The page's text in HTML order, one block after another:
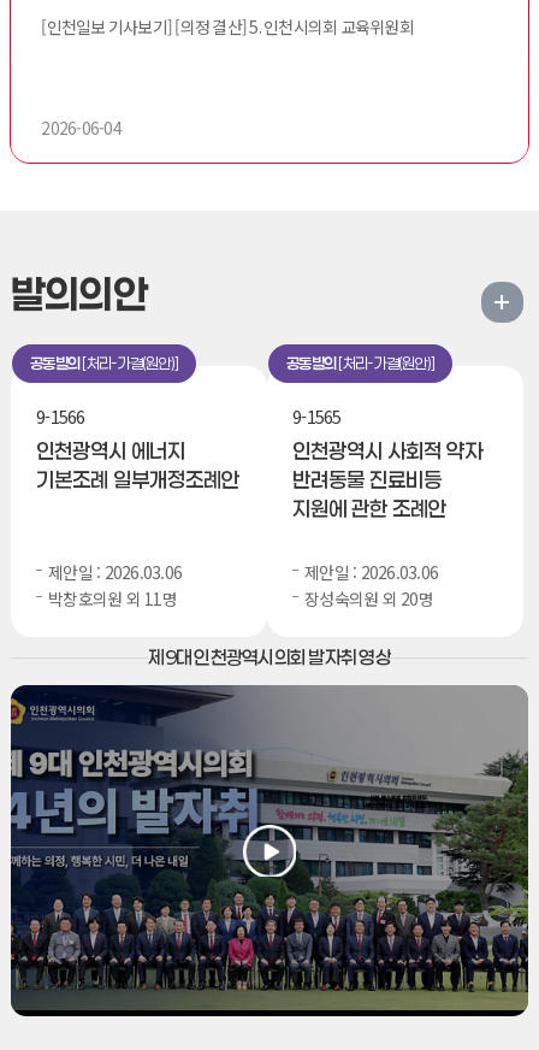
[인천일보 기사보기] [의정 결산] 5. 인천시의회 교육위원회
2026-06-04
발의의안
공동발의 처리-가결(원안)
9-1566
인천광역시 에너지
기본조례 일부개정조례안
제안일 : 2026.03.06
박창호의원 외 11명
공동발의 처리-가결(원안)
9-1565
인천광역시 사회적 약자
반려동물 진료비등
지원에 관한 조례안
제안일 : 2026.03.06
장성숙의원 외 20명
제9대 인천광역시의회 발자취 영상